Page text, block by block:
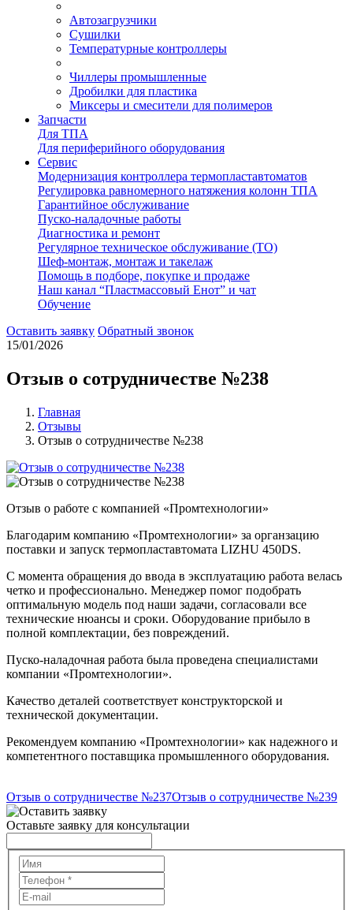
Автозагрузчики
Сушилки
Температурные контроллеры
Чиллеры промышленные
Дробилки для пластика
Миксеры и смесители для полимеров
Запчасти
Для ТПА
Для периферийного оборудования
Сервис
Модернизация контроллера термопластавтоматов
Регулировка равномерного натяжения колонн ТПА
Гарантийное обслуживание
Пуско-наладочные работы
Диагностика и ремонт
Регулярное техническое обслуживание (ТО)
Шеф-монтаж, монтаж и такелаж
Помощь в подборе, покупке и продаже
Наш канал “Пластмассовый Енот” и чат
Обучение
Оставить заявку Обратный звонок
15/01/2026
Отзыв о сотрудничестве №238
Главная
Отзывы
Отзыв о сотрудничестве №238
Отзыв о работе с компанией «Промтехнологии»
Благодарим компанию «Промтехнологии» за органзацию
поставки и запуск термопластавтомата LIZHU 450DS.
С момента обращения до ввода в эксплуатацию работа велась
четко и профессионально. Менеджер помог подобрать
оптимальную модель под наши задачи, согласовали все
технические нюансы и сроки. Оборудование прибыло в
полной комплектации, без повреждений.
Пуско-наладочная работа была проведена специалистами
компании «Промтехнологии».
Качество деталей соответствует конструкторской и
технической документации.
Рекомендуем компанию «Промтехнологии» как надежного и
компетентного поставщика промышленного оборудования.
Отзыв о сотрудничестве №237Отзыв о сотрудничестве №239
Оставьте заявку для консультации